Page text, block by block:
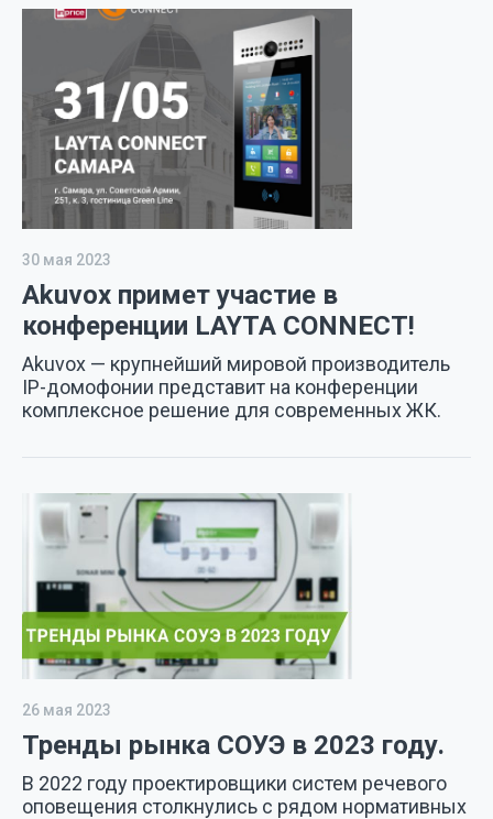
30 мая 2023
Akuvox примет участие в
конференции LAYTA CONNECT!
Akuvox — крупнейший мировой производитель
IP-домофонии представит на конференции
комплексное решение для современных ЖК.
26 мая 2023
Тренды рынка СОУЭ в 2023 году.
В 2022 году проектировщики систем речевого
оповещения столкнулись с рядом нормативных